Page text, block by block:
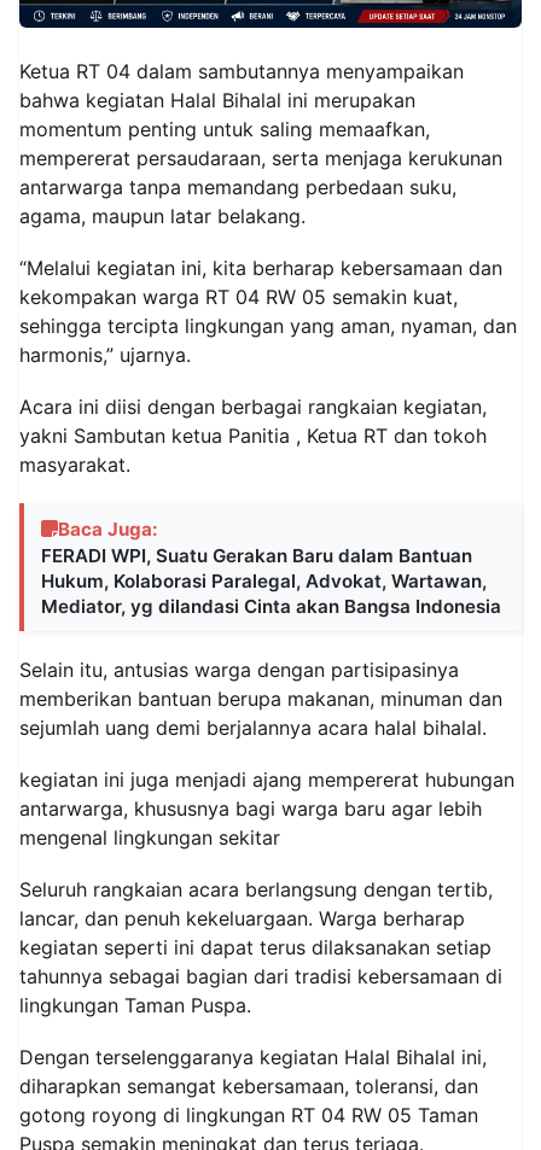
Ketua RT 04 dalam sambutannya menyampaikan
bahwa kegiatan Halal Bihalal ini merupakan
momentum penting untuk saling memaafkan,
mempererat persaudaraan, serta menjaga kerukunan
antarwarga tanpa memandang perbedaan suku,
agama, maupun latar belakang.
“Melalui kegiatan ini, kita berharap kebersamaan dan
kekompakan warga RT 04 RW 05 semakin kuat,
sehingga tercipta lingkungan yang aman, nyaman, dan
harmonis,” ujarnya.
Acara ini diisi dengan berbagai rangkaian kegiatan,
yakni Sambutan ketua Panitia , Ketua RT dan tokoh
masyarakat.
Baca Juga:
FERADI WPI, Suatu Gerakan Baru dalam Bantuan
Hukum, Kolaborasi Paralegal, Advokat, Wartawan,
Mediator, yg dilandasi Cinta akan Bangsa Indonesia
Selain itu, antusias warga dengan partisipasinya
memberikan bantuan berupa makanan, minuman dan
sejumlah uang demi berjalannya acara halal bihalal.
kegiatan ini juga menjadi ajang mempererat hubungan
antarwarga, khususnya bagi warga baru agar lebih
mengenal lingkungan sekitar
Seluruh rangkaian acara berlangsung dengan tertib,
lancar, dan penuh kekeluargaan. Warga berharap
kegiatan seperti ini dapat terus dilaksanakan setiap
tahunnya sebagai bagian dari tradisi kebersamaan di
lingkungan Taman Puspa.
Dengan terselenggaranya kegiatan Halal Bihalal ini,
diharapkan semangat kebersamaan, toleransi, dan
gotong royong di lingkungan RT 04 RW 05 Taman
Puspa semakin meningkat dan terus terjaga.